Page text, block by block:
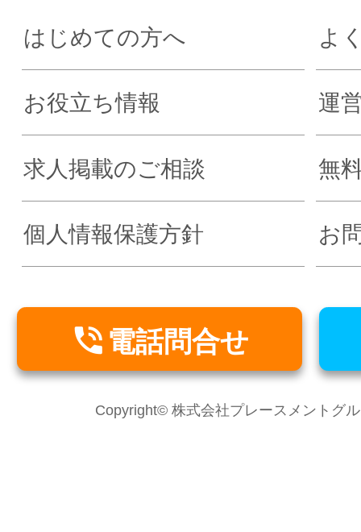
はじめての方へ よ
お役立ち情報 運
求人掲載のご相談 無
個人情報保護方針 お
 電話問合せ
Copyright© 株式会社プレースメントグ